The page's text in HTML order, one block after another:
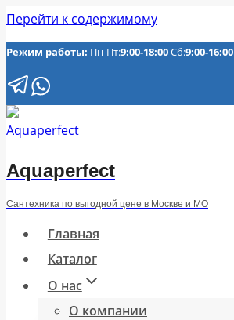
Перейти к содержимому
Режим работы: Пн-Пт:9:00-18:00Сб:9:00-16:00
Aquaperfect
Сантехника по выгодной цене в Москве и МО
Главная
Каталог
О нас
О компании